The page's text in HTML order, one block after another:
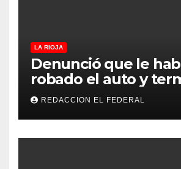
LA RIOJA
Denunció que le
robado el auto y
confesando que su
lo empeñó por drogas
REDACCION EL FEDERAL